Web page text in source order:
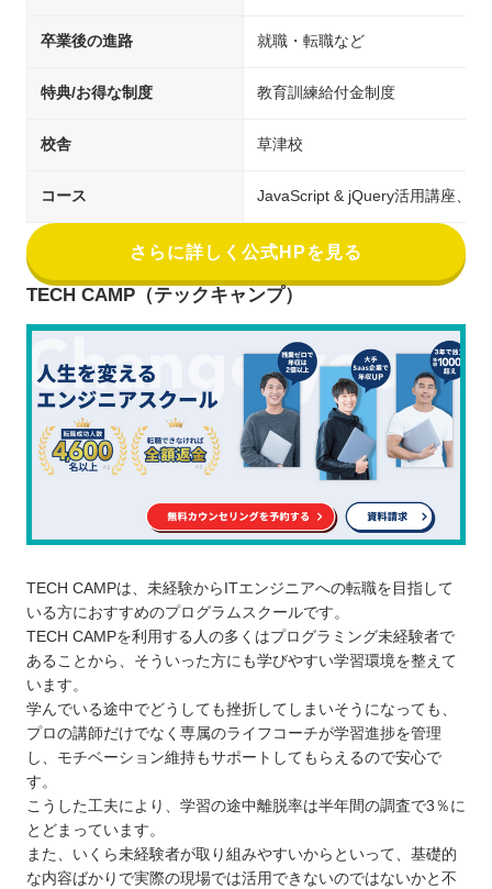
卒業後の進路 就職・転職など
特典/お得な制度 教育訓練給付金制度
校舎 草津校
コース JavaScript & jQuery活用講座、
さらに詳しく公式HPを見る
TECH CAMP（テックキャンプ）
TECH CAMPは、未経験からITエンジニアへの転職を目指して
いる方におすすめのプログラムスクールです。
TECH CAMPを利用する人の多くはプログラミング未経験者で
あることから、そういった方にも学びやすい学習環境を整えて
います。
学んでいる途中でどうしても挫折してしまいそうになっても、
プロの講師だけでなく専属のライフコーチが学習進捗を管理
し、モチベーション維持もサポートしてもらえるので安心で
す。
こうした工夫により、学習の途中離脱率は半年間の調査で3％に
とどまっています。
また、いくら未経験者が取り組みやすいからといって、基礎的
な内容ばかりで実際の現場では活用できないのではないかと不